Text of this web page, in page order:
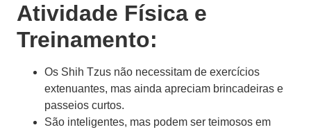
Atividade Física e
Treinamento:
Os Shih Tzus não necessitam de exercícios
extenuantes, mas ainda apreciam brincadeiras e
passeios curtos.
São inteligentes, mas podem ser teimosos em